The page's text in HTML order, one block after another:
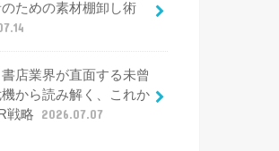
ための素材棚卸し術
店業界が直面する未曾
から読み解く、これか
戦略
2026.07.07